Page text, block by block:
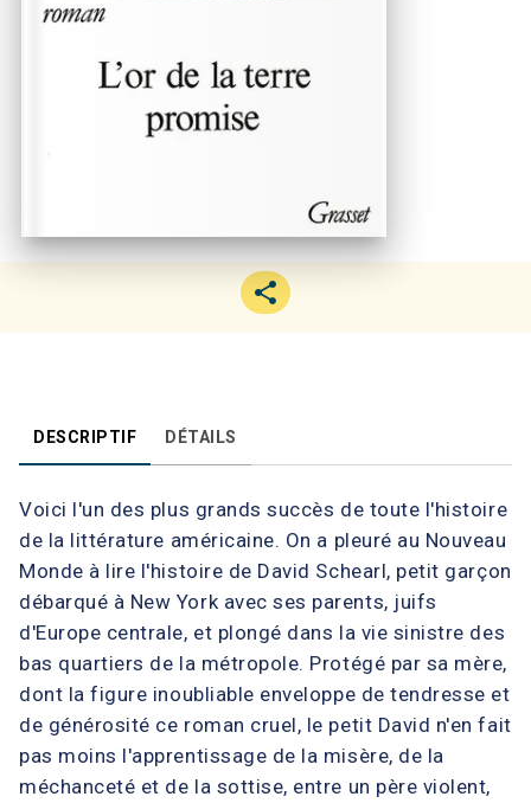
DESCRIPTIF DÉTAILS
Voici l'un des plus grands succès de toute l'histoire
de la littérature américaine. On a pleuré au Nouveau
Monde à lire l'histoire de David Schearl, petit garçon
débarqué à New York avec ses parents, juifs
d'Europe centrale, et plongé dans la vie sinistre des
bas quartiers de la métropole. Protégé par sa mère,
dont la figure inoubliable enveloppe de tendresse et
de générosité ce roman cruel, le petit David n'en fait
pas moins l'apprentissage de la misère, de la
méchanceté et de la sottise, entre un père violent,